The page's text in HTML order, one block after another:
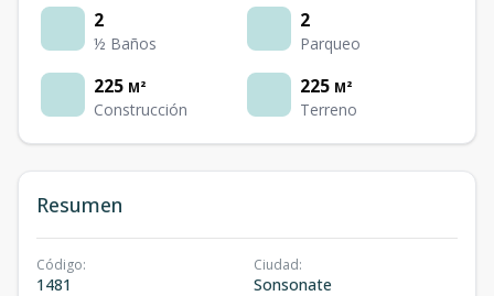
2
½ Baños
2
Parqueo
225 M²
Construcción
225 M²
Terreno
Resumen
Código:
1481
Ciudad:
Sonsonate